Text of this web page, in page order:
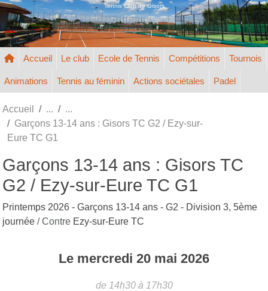
Tennis Club de Gisors
Accueil Le club Ecole de Tennis Compétitions Tournois
Animations Tennis au féminin Actions sociétales Padel
Accueil
Garçons 13-14 ans : Gisors TC G2 / Ezy-sur-
Eure TC G1
Garçons 13-14 ans : Gisors TC
G2 / Ezy-sur-Eure TC G1
Printemps 2026 - Garçons 13-14 ans - G2 - Division 3, 5ème
journée / Contre Ezy-sur-Eure TC
Le mercredi 20 mai 2026
de 14h30 à 17h30
Panneau de gestion des cookies